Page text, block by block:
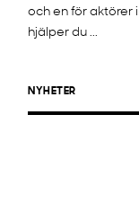
och en för aktörer
hjälper du ...
NYHETER